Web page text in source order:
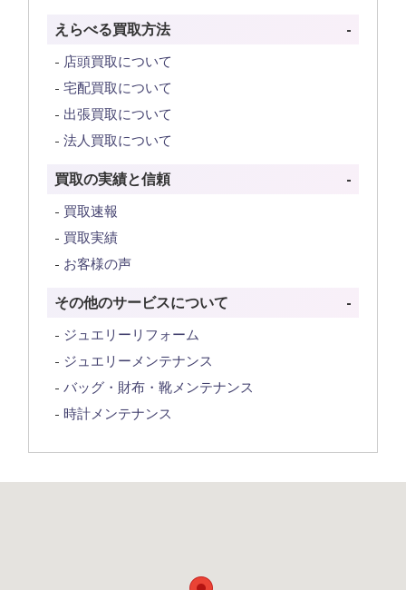
えらべる買取方法
店頭買取について
宅配買取について
出張買取について
法人買取について
買取の実績と信頼
買取速報
買取実績
お客様の声
その他のサービスについて
ジュエリーリフォーム
ジュエリーメンテナンス
バッグ・財布・靴メンテナンス
時計メンテナンス